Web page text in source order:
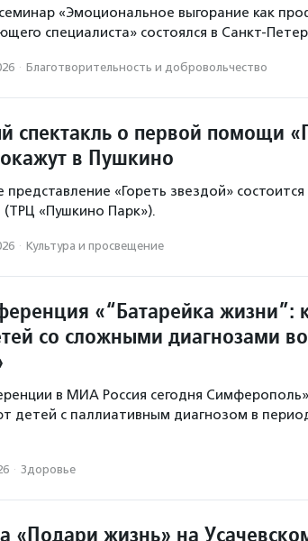
«Эмоциональное выгорание как
специалиста» состоялся в Санкт-
· Благотвори­тель­ность и доброволь­чест­во
спектакль о первой помощи
в Пушкино
«Гореть звездой» состоится
(ТРЦ «Пушкино Парк»).
· Культура и просвещение
«“Батарейка жизни”:
со сложными диагнозами
в МИА Россия сегодня Симферополь»
детей с паллиативным диагнозом в
· Здоровье
«Подари жизнь» на